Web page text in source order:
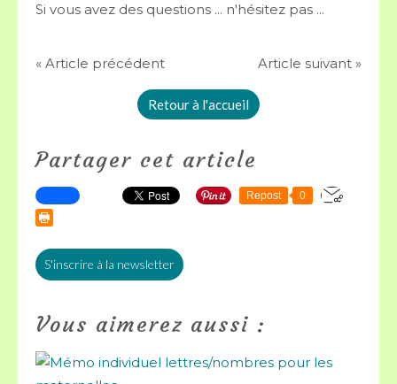
Si vous avez des questions ... n'hésitez pas ...
« Article précédent Article suivant »
Retour à l'accueil
Partager cet article
Repost 0
S'inscrire à la newsletter
Vous aimerez aussi :